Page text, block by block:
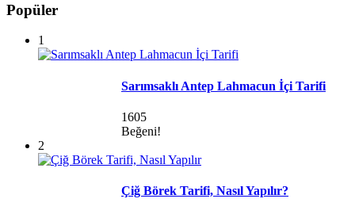
Popüler
1
Sarımsaklı Antep Lahmacun İçi Tarifi
1605
Beğeni!
2
Çiğ Börek Tarifi, Nasıl Yapılır?